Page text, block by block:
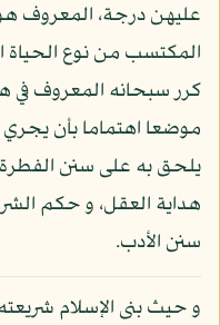
عليهن درجة، المعروف
المكتسب من نوع الحياة
كرر سبحانه المعروف في
موضعا اهتماما بأن
يلحق به على سنن
هداية العقل، و حكم
سنن الأدب.
و حيث بنى الإسلام